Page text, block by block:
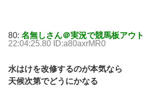
80: 名無しさん＠実況で競馬板アウト
22:04:25.80 ID:a80axrMR0
水はけを改修するのが本気なら
天候次第でどうにかなる